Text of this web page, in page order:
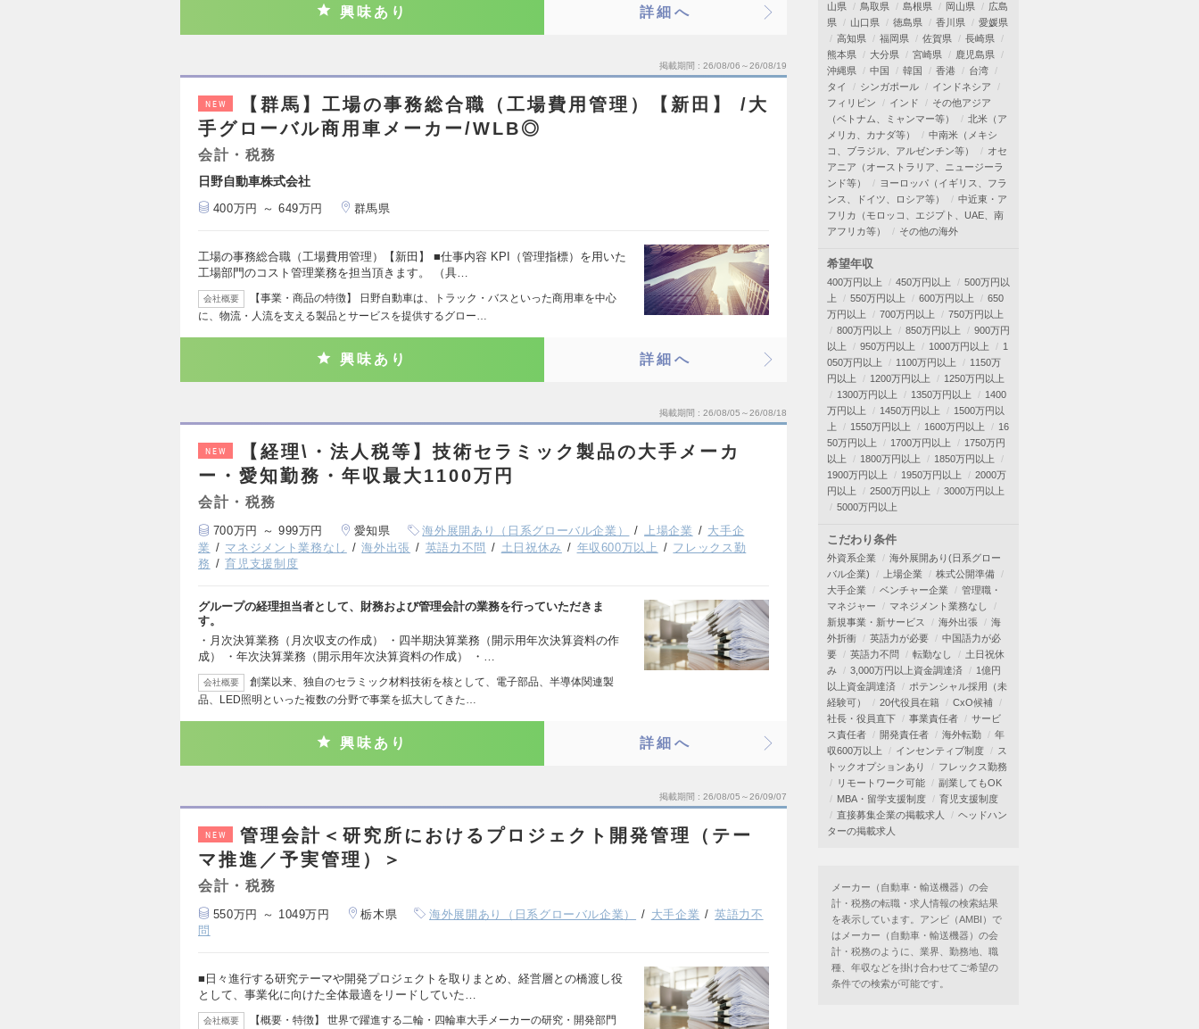
興味あり 詳細へ
掲載期間 26/08/06～26/08/19
NEW
【群馬】工場の事務総合職（工場費用管理）【新田】 /大
手グローバル商用車メーカー/WLB◎
会計・税務
日野自動車株式会社
400万円 ～ 649万円 群馬県
工場の事務総合職（工場費用管理）【新田】 ■仕事内容 KPI（管理指標）を用いた
工場部門のコスト管理業務を担当頂きます。 （具…
会社概要
【事業・商品の特徴】 日野自動車は、トラック・バスといった商用車を中心
に、物流・人流を支える製品とサービスを提供するグロー…
興味あり 詳細へ
掲載期間 26/08/05～26/08/18
NEW
【経理\・法人税等】技術セラミック製品の大手メーカ
ー・愛知勤務・年収最大1100万円
会計・税務
700万円 ～ 999万円 愛知県 海外展開あり（日系グローバル企業） 上場企業
大手企
業
マネジメント業務なし 海外出張 英語力不問 土日祝休み 年収600万以上
フレックス勤
務
育児支援制度
グループの経理担当者として、財務および管理会計の業務を行っていただきま
す。
・月次決算業務（月次収支の作成） ・四半期決算業務（開示用年次決算資料の作
成） ・年次決算業務（開示用年次決算資料の作成） ・…
会社概要
創業以来、独自のセラミック材料技術を核として、電子部品、半導体関連製
品、LED照明といった複数の分野で事業を拡大してきた…
興味あり 詳細へ
掲載期間 26/08/05～26/09/07
NEW
管理会計＜研究所におけるプロジェクト開発管理（テー
マ推進／予実管理）＞
会計・税務
550万円 ～ 1049万円 栃木県 海外展開あり（日系グローバル企業） 大手企業
英語力不
問
■日々進行する研究テーマや開発プロジェクトを取りまとめ、経営層との橋渡し役
として、事業化に向けた全体最適をリードしていた…
会社概要
【概要・特徴】 世界で躍進する二輪・四輪車大手メーカーの研究・開発部門
山県
鳥取県 島根県 岡山県
広島
県
山口県 徳島県 香川県
愛媛県
高知県
福岡県 佐賀県
長崎県
熊本県
大分県 宮崎県
鹿児島県
沖縄県
中国 韓国 香港
台湾
タイ
シンガポール
インドネシア
フィリピン
インド
その他アジア
（ベトナム、ミャンマー等）
北米（ア
メリカ、カナダ等）
中南米（メキシ
コ、ブラジル、アルゼンチン等）
オセ
アニア（オーストラリア、ニュージーラ
ンド等）
ヨーロッパ（イギリス、フラ
ンス、ドイツ、ロシア等）
中近東・ア
フリカ（モロッコ、エジプト、UAE、南
アフリカ等）
その他の海外
希望年収
400万円以上 450万円以上
500万円以
上
550万円以上 600万円以上
650
万円以上
700万円以上
750万円以上
800万円以上
850万円以上
900万円
以上
950万円以上 1000万円以上
1
050万円以上
1100万円以上
1150万
円以上
1200万円以上
1250万円以上
1300万円以上
1350万円以上
1400
万円以上
1450万円以上
1500万円以
上
1550万円以上 1600万円以上
16
50万円以上
1700万円以上
1750万円
以上
1800万円以上
1850万円以上
1900万円以上
1950万円以上
2000万
円以上
2500万円以上
3000万円以上
5000万円以上
こだわり条件
外資系企業
海外展開あり(日系グロー
バル企業)
上場企業
株式公開準備
大手企業
ベンチャー企業
管理職・
マネジャー
マネジメント業務なし
新規事業・新サービス
海外出張
海
外折衝
英語力が必要
中国語力が必
要
英語力不問 転勤なし
土日祝休
み
3,000万円以上資金調達済
1億円
以上資金調達済
ポテンシャル採用（未
経験可）
20代役員在籍
CxO候補
社長・役員直下
事業責任者
サービ
ス責任者
開発責任者 海外転勤
年
収600万以上
インセンティブ制度
ス
トックオプションあり
フレックス勤務
リモートワーク可能
副業してもOK
MBA・留学支援制度
育児支援制度
直接募集企業の掲載求人
ヘッドハン
ターの掲載求人
メーカー（自動車・輸送機器）の会
計・税務の転職・求人情報の検索結果
を表示しています。アンビ（AMBI）で
はメーカー（自動車・輸送機器）の会
計・税務のように、業界、勤務地、職
種、年収などを掛け合わせてご希望の
条件での検索が可能です。